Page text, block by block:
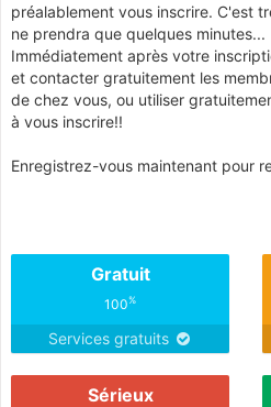
préalablement vous inscrire. C'est
ne prendra que quelques minutes...
Immédiatement après votre
et contacter gratuitement les
de chez vous, ou utiliser
à vous inscrire!!
Enregistrez-vous maintenant pour
Gratuit
100%
Services gratuits
Sérieux